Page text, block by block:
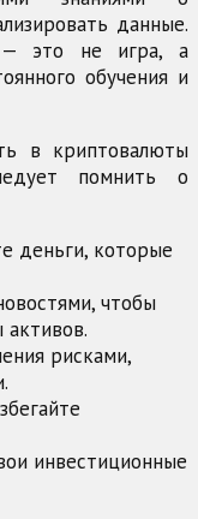
данные.
— это не игра, а
обучения и
в криптовалюты
помнить о
деньги, которые
чтобы
рисками,
инвестиционные